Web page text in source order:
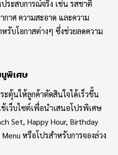
ระสบการณ์จริง เช่น รสชาติ
กาศ ความสะอาด และความ
รับโอกาสต่างๆ ซึ่งช่วยลดความ
นูพิเศษ
ตุ้นให้ลูกค้าตัดสินใจได้เร็วขึ้น
เว็บไซต์เพื่อนำเสนอโปรพิเศษ
Set, Happy Hour, Birthday
Menu หรือโปรสำหรับการจองล่วง